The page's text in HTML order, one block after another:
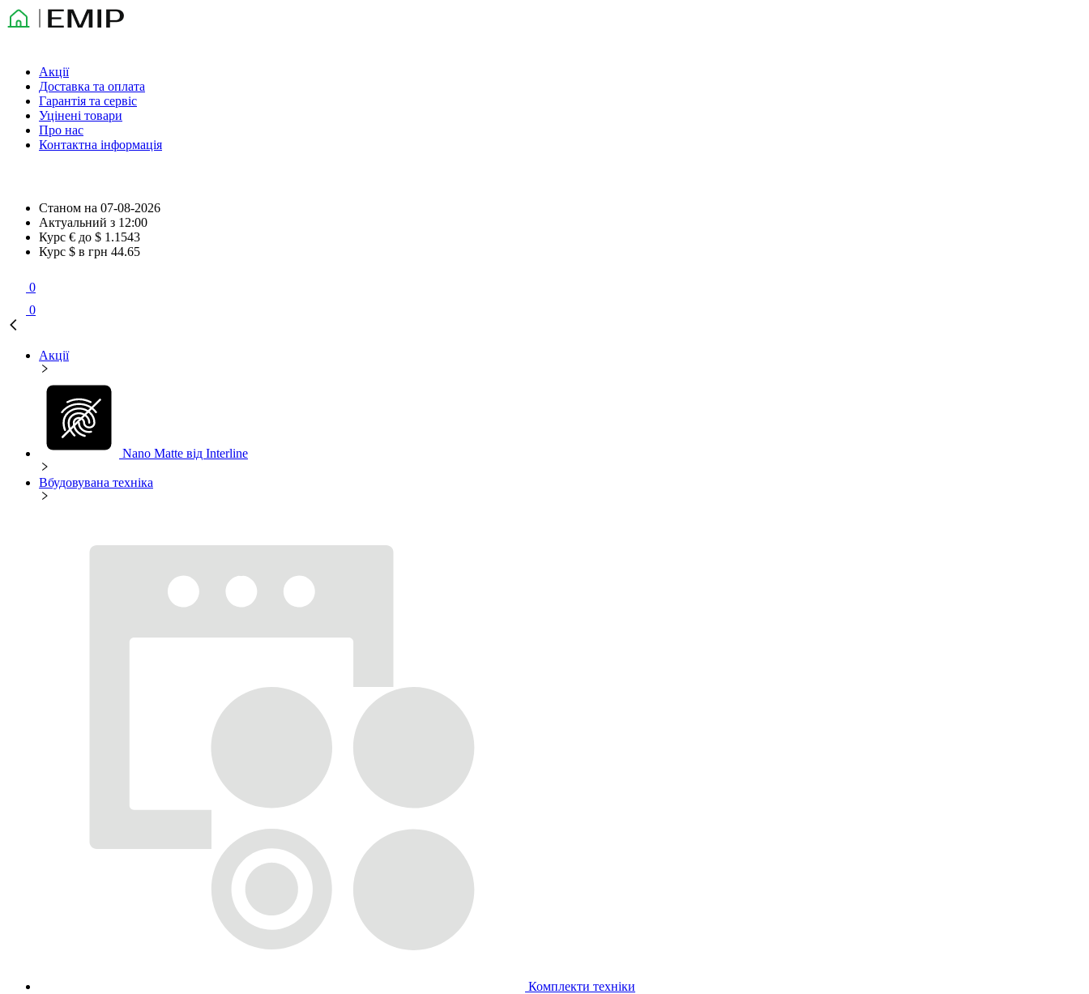
Акції
Доставка та оплата
Гарантія та сервіс
Уцінені товари
Про нас
Контактна інформація
Станом на 07-08-2026
Актуальний з 12:00
Курс € до $ 1.1543
Курс $ в грн 44.65
0
0
Акції
Nano Matte від Interline
Вбудовувана техніка
Комплекти техніки